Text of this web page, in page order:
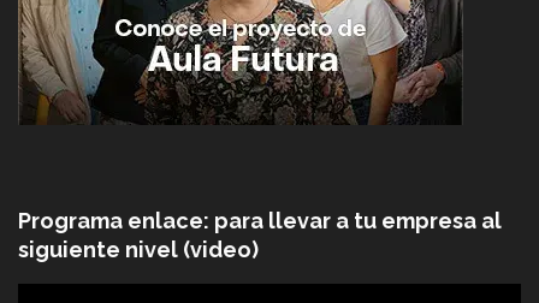
Programa enlace: para llevar a tu empresa al
siguiente nivel (video)